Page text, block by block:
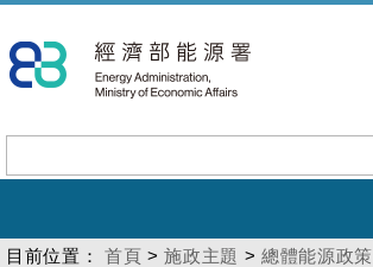
到
主
內
容
目前位置： 首頁 >施政主題 >總體能源政策